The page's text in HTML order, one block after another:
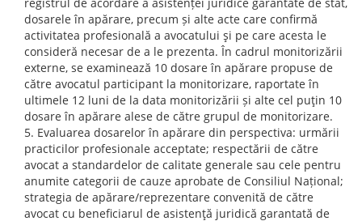
dosarele în apărare, precum și alte acte care confirmă
activitatea profesională a avocatului şi pe care acesta le
consideră necesar de a le prezenta. În cadrul monitorizării
externe, se examinează 10 dosare în apărare propuse de
către avocatul participant la monitorizare, raportate în
ultimele 12 luni de la data monitorizării și alte cel puţin 10
dosare în apărare alese de către grupul de monitorizare.
Evaluarea dosarelor în apărare din perspectiva: urmării
practicilor profesionale acceptate; respectării de către
avocat a standardelor de calitate generale sau cele pentru
anumite categorii de cauze aprobate de Consiliul Național;
strategia de apărare/reprezentare convenită de către
avocat cu beneficiarul de asistenţă juridică garantată de